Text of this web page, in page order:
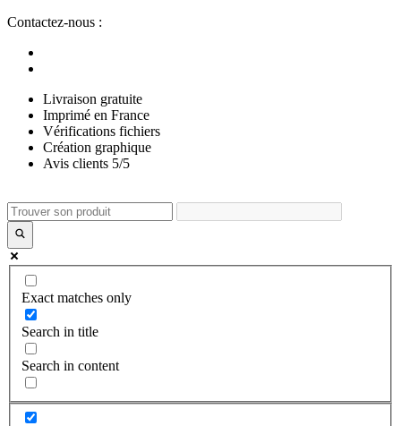
Aller
contenu
Contactez-nous :
Livraison gratuite
Imprimé en France
Vérifications fichiers
Création graphique
Avis clients 5/5
Exact matches only
Search in title
Search in content